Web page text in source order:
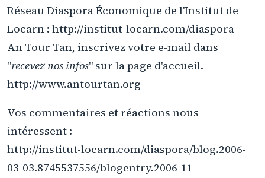
Réseau Diaspora Économique de l'Institut de
Locarn : http://institut-locarn.com/diaspora
An Tour Tan, inscrivez votre e-mail dans
"recevez nos infos" sur la page d'accueil.
http://www.antourtan.org
Vos commentaires et réactions nous
intéressent :
http://institut-locarn.com/diaspora/blog.2006-
03-03.8745537556/blogentry.2006-11-